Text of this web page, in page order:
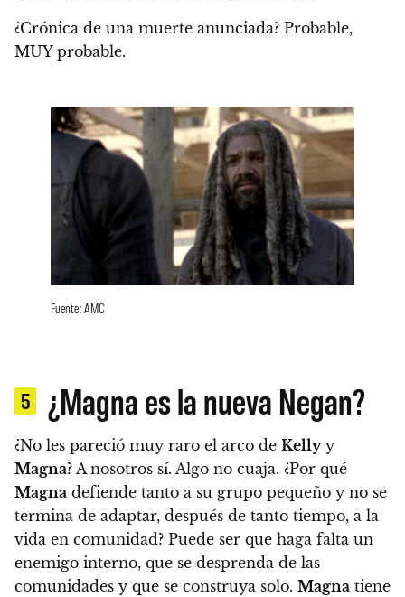
¿Crónica de una muerte anunciada? Probable,
MUY probable.
Fuente: AMC
5 ¿Magna es la nueva Negan?
¿No les pareció muy raro el arco de Kellyy
Magna? A nosotros sí. Algo no cuaja. ¿Por qué
Magna defiende tanto a su grupo pequeño y no se
termina de adaptar, después de tanto tiempo, a la
vida en comunidad? Puede ser que haga falta un
enemigo interno, que se desprenda de las
comunidades y que se construya solo. Magna tiene